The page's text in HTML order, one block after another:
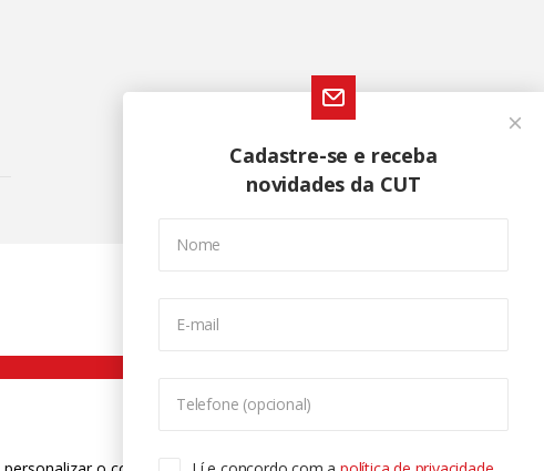
Cadastre-se e receba
novidades da CUT
Nome
E-mail
Telefone (opcional)